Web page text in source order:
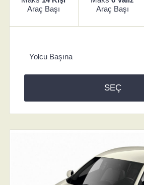
Araç Başı
Araç Başı
Yolcu Başına
SEÇ